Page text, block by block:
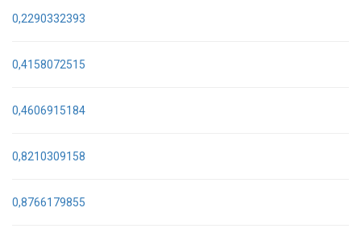
0,2290332393
0,4158072515
0,4606915184
0,8210309158
0,8766179855